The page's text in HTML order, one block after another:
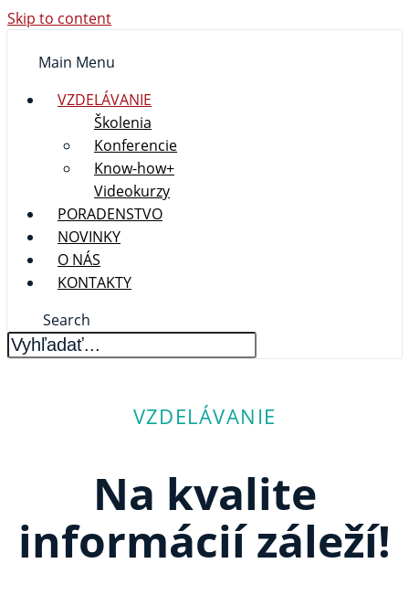
Skip to content
Main Menu
VZDELÁVANIE
Školenia
Konferencie
Know-how+
Videokurzy
PORADENSTVO
NOVINKY
O NÁS
KONTAKTY
Search
VZDELÁVANIE
Na kvalite
informácií záleží!